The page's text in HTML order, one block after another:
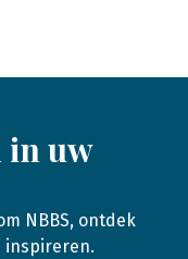
in uw
NBBS, ontdek
inspireren.